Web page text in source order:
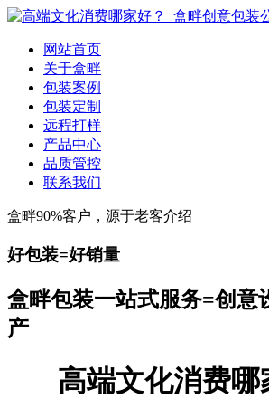
网站首页
关于盒畔
包装案例
包装定制
远程打样
产品中心
品质管控
联系我们
盒畔90%客户，源于老客介绍
好包装=好销量
盒畔包装一站式服务=创意
产
高端文化消费哪